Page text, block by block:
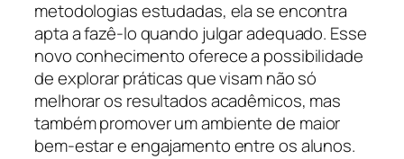
metodologias estudadas, ela se encontra
apta a fazê-lo quando julgar adequado. Esse
novo conhecimento oferece a possibilidade
de explorar práticas que visam não só
melhorar os resultados acadêmicos, mas
também promover um ambiente de maior
bem-estar e engajamento entre os alunos.